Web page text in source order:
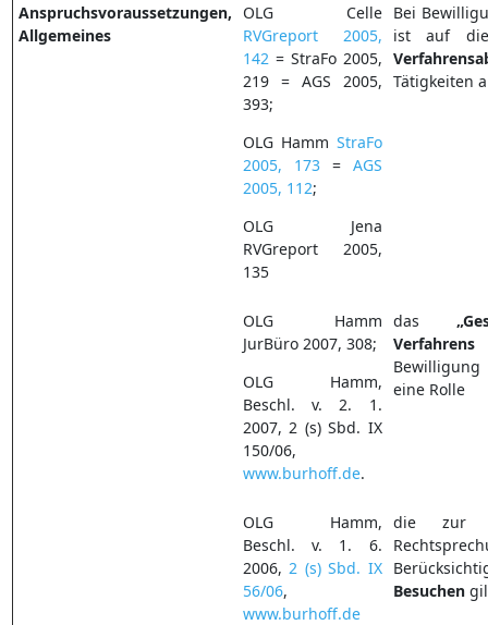
Anspruchsvoraussetzungen,
Allgemeines
OLG Celle
RVGreport 2005,
142 = StraFo 2005,
219 = AGS 2005,
393;
OLG Hamm StraFo
2005, 173= AGS
2005, 112;
OLG Jena
RVGreport 2005,
135
Bei
ist auf
Tätigkeiten
OLG Hamm
JurBüro 2007, 308;
OLG Hamm,
Beschl. v. 2. 1.
2007, 2 (s) Sbd. IX
150/06,
www.burhoff.de.
das
Verfahrens
eine Rolle
OLG Hamm,
Beschl. v. 1. 6.
2006, 2 (s) Sbd. IX
56/06,
www.burhoff.de
die zur
Besuchen